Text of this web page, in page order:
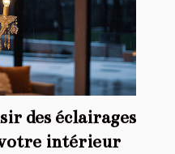
des éclairages
intérieur